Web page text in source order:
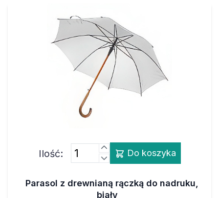
Ilość: Do koszyka
Parasol z drewnianą rączką do nadruku,
biały